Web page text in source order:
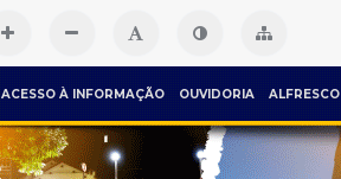
ACESSO À INFORMAÇÃO OUVIDORIA ALFRESCO